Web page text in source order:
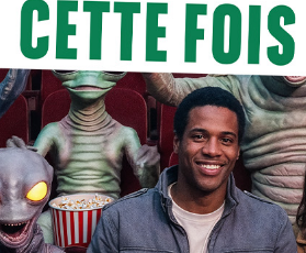
courage, d’aborder le lien passé et
revient sur l’amour des arts, et de la
un amour obscurci aujourd’hui par la
Il rencontre autant de témoins, artistes
Mitra
, de Jorge Leon, sorti ce mercredi,
qui intègre la mise en abyme, le
le son et une forte présence de
envahis. »Mitra , projet atypique et
réalité et fiction, au coeur du cinéma
work in progress, la mise en scène, en
de la psychanalyste iranienne Mitra